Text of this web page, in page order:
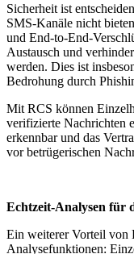
Sicherheit ist
SMS-Kanäle nicht
und End-to-End-
Austausch und
werden. Dies ist
Bedrohung durch
Mit RCS können
verifizierte Nachrichten
erkennbar und das
vor betrügerischen
Echtzeit-Analysen für
Ein weiterer Vorteil von
Analysefunktionen: